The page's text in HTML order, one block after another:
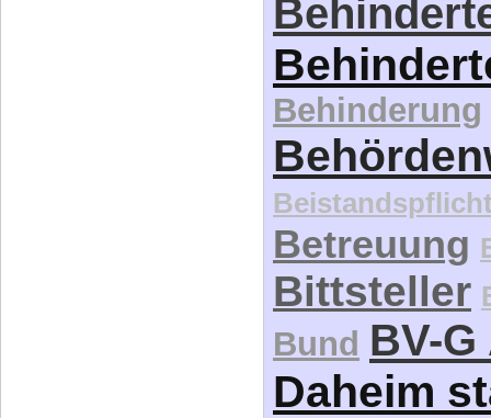
Behinderung
Betreuung
Bittsteller
Bund BV-
Daheim